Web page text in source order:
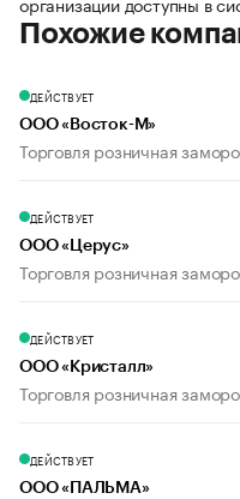
Похожие
ДЕЙСТВУЕТ
ООО «Восток-М»
Торговля розничная
ДЕЙСТВУЕТ
ООО «Церус»
Торговля розничная
ДЕЙСТВУЕТ
ООО «Кристалл»
Торговля розничная
ДЕЙСТВУЕТ
ООО «ПАЛЬМА»